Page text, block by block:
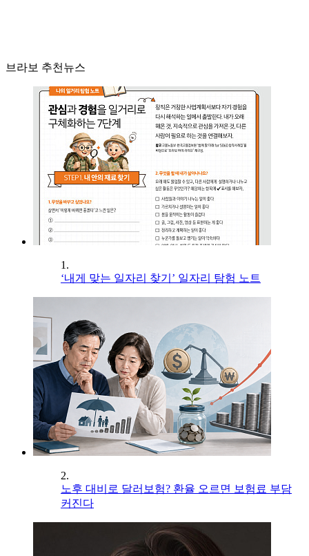
브라보 추천뉴스
1.
‘내게 맞는 일자리 찾기’ 일자리 탐험 노트
2.
노후 대비로 달러보험? 환율 오르면 보험료 부담
커진다